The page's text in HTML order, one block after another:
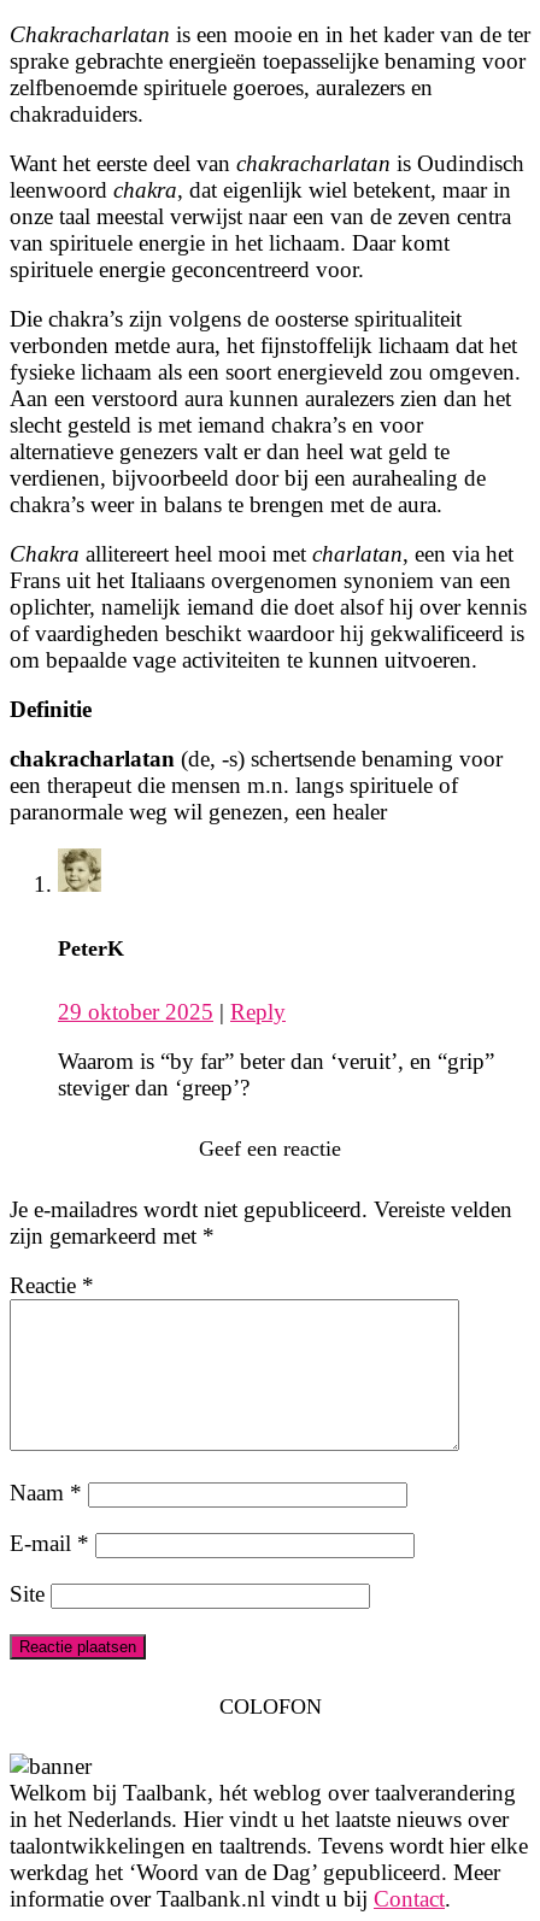
Chakracharlatan is een mooie en in het kader van de ter
sprake gebrachte energieën toepasselijke benaming voor
zelfbenoemde spirituele goeroes, auralezers en
chakraduiders.
Want het eerste deel van chakracharlatan is Oudindisch
leenwoord chakra, dat eigenlijk wiel betekent, maar in
onze taal meestal verwijst naar een van de zeven centra
van spirituele energie in het lichaam. Daar komt
spirituele energie geconcentreerd voor.
Die chakra’s zijn volgens de oosterse spiritualiteit
verbonden metde aura, het fijnstoffelijk lichaam dat het
fysieke lichaam als een soort energieveld zou omgeven.
Aan een verstoord aura kunnen auralezers zien dan het
slecht gesteld is met iemand chakra’s en voor
alternatieve genezers valt er dan heel wat geld te
verdienen, bijvoorbeeld door bij een aurahealing de
chakra’s weer in balans te brengen met de aura.
Chakra allitereert heel mooi met charlatan, een via het
Frans uit het Italiaans overgenomen synoniem van een
oplichter, namelijk iemand die doet alsof hij over ken­nis
of vaar­dig­he­den beschikt waar­door hij ge­kwa­li­fi­ceerd is
om be­paal­de vage activiteiten te kunnen uitvoeren.
Definitie
chakracharlatan (de, -s) schertsende benaming voor
een the­ra­peut die men­sen m.n. langs spirituele of
paranormale weg wil ge­ne­zen, een healer
PeterK
29 oktober 2025 | Reply
Waarom is “by far” beter dan ‘veruit’, en “grip”
steviger dan ‘greep’?
Geef een reactie
Je e-mailadres wordt niet gepubliceerd. Vereiste velden
zijn gemarkeerd met *
Reactie *
Naam *
E-mail *
Site
COLOFON
Welkom bij Taalbank, hét weblog over taalverandering
in het Nederlands. Hier vindt u het laatste nieuws over
taalontwikkelingen en taaltrends. Tevens wordt hier elke
werkdag het ‘Woord van de Dag’ gepubliceerd. Meer
informatie over Taalbank.nl vindt u bij Contact.